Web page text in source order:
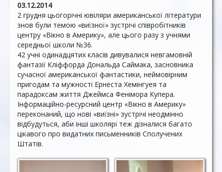
03.12.2014
2 грудня цьогорічні ювіляри американської літератури
знов були темою «виїзної» зустрічі співробітників
центру «Вікно в Америку», але цього разу з учнями
середньої школи №36.
42 учні одинадцятих класів дивувалися невгамовній
фантазії Кліффорда Дональда Саймака, засновника
сучасної американської фантастики, неймовірним
пригодам та мужності Ернеста Хемінгуея та
парадоксам життя Джеймса Фенімора Купера.
Інформаційно-ресурсний центр «Вікно в Америку»
переконаний, що нові «виїзні» зустрічі неодмінно
відбудуться, аби інші школярі теж дізналися багато
цікавого про видатних письменників Сполучених
Штатів.